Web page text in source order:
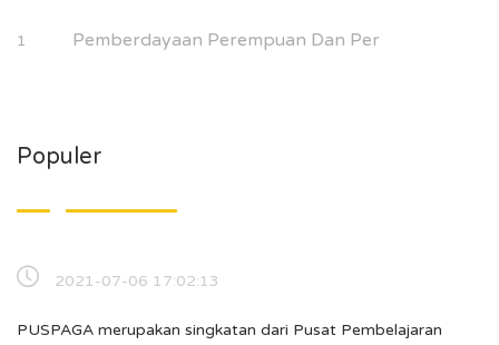
1 Pemberdayaan Perempuan Dan Per
Populer
2021-07-06 17:02:13
PUSPAGA merupakan singkatan dari Pusat Pembelajaran